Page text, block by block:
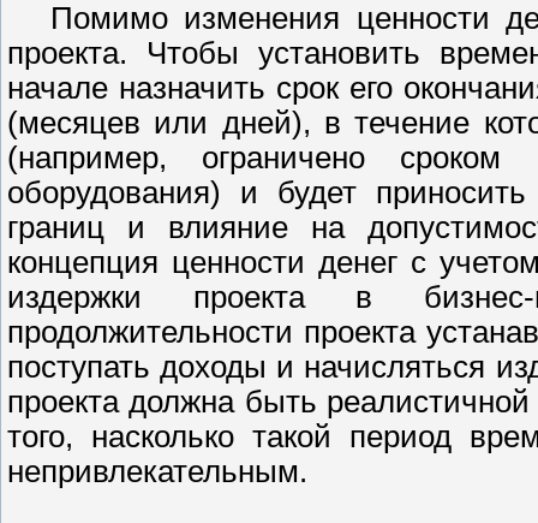
Помимо изменения ценности
проекта. Чтобы установить
начале назначить срок его
(месяцев или дней), в течение
(например, ограничено сроком
оборудования) и будет
границ и влияние на
концепция ценности денег с
издержки проекта в
продолжительности проекта
поступать доходы и начисляться
проекта должна быть
того, насколько такой период
непривлекательным.